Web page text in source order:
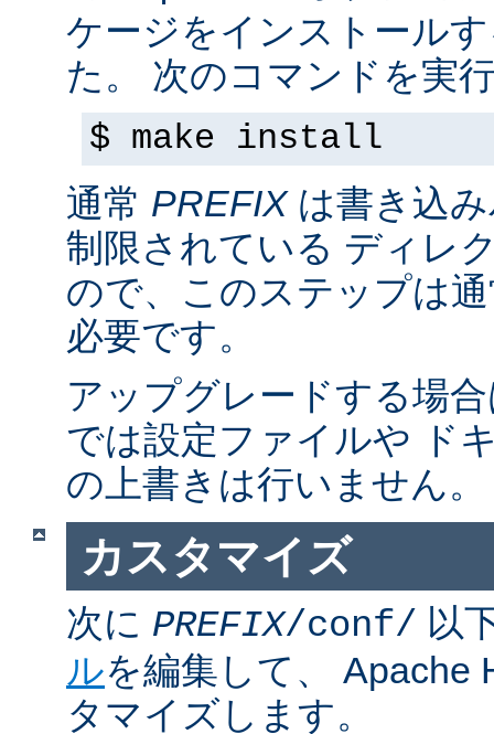
ケージをインストール
た。 次のコマンドを実
$ make install
通常 PREFIXは書き込
制限されている ディレ
ので、このステップは
必要です。
アップグレードする場
では設定ファイルや ド
の上書きは行いません。
カスタマイズ
次に PREFIX/conf/ 以
ルを編集して、 Apache
タマイズします。